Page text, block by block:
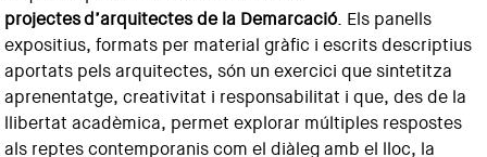
projectesd’arquitectes de la Demarcació. Els panells
expositius, formats per material gràfic i escrits descriptius
aportats pels arquitectes, són un exercici que sintetitza
aprenentatge, creativitat i responsabilitat i que, des de la
llibertat acadèmica, permet explorar múltiples respostes
als reptes contemporanis com el diàleg amb el lloc, la